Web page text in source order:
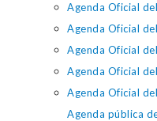
Agenda Oficial
Agenda Oficial
Agenda Oficial
Agenda Oficial
Agenda Oficial
Agenda pública